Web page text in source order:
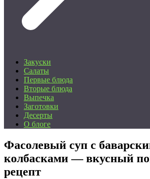
Закуски
Салаты
Первые блюда
Вторые блюда
Выпечка
Заготовки
Десерты
О блоге
Фасолевый суп с
колбасками — вкусный
рецепт